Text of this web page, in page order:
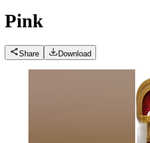
Pink
Share Download